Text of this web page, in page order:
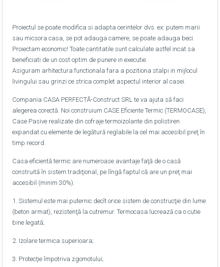
Proiectul se poate modifica si adapta cerintelor dvs. ex: putem marii
sau micsora casa, se pot adauga camere, se poate adauga beci.
Proiectam economic! Toate cantitatile sunt calculate astfel incat sa
beneficiati de un cost optim de punere in executie.
Asiguram arhitectura functionala fara a pozitiona stalpi in mijlocul
livingului sau grinzi ce strica complet aspectul interior al casei.
Compania CASA PERFECTĂ-Construct SRL te va ajuta să faci
alegerea corectă. Noi construium CASE Eficiente Termic (TERMOCASE),
Case Pasive realizate din cofraje termoizolante din polistiren
expandat cu elemente de legătură reglabile la cel mai accesibil preţ în
timp record.
Casa eficientă termic are numeroase avantaje faţă de o casă
construită în sistem tradiţional, pe lîngă faptul că are un preţ mai
accesibil (minim 30%).
1. Sistemul este mai puternic decît orice sistem de construcţie din lume
(beton armat), rezistenţă la cutremur. Termocasa lucrează ca o cutie
bine legată;
2. Izolare termica superioara;
3. Protecţie împotriva zgomotului;